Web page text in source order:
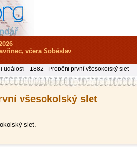
všesokolský slet
slet.
, včera Soběslav
události - 1882 - Proběhl první všesokolský slet